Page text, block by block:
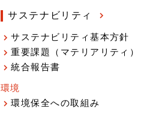
サステナビリティ
サステナビリティ基本方針
重要課題（マテリアリティ）
統合報告書
環境
環境保全への取組み